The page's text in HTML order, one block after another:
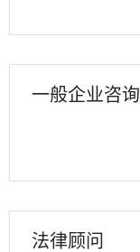
一般企业咨询
法律顾问